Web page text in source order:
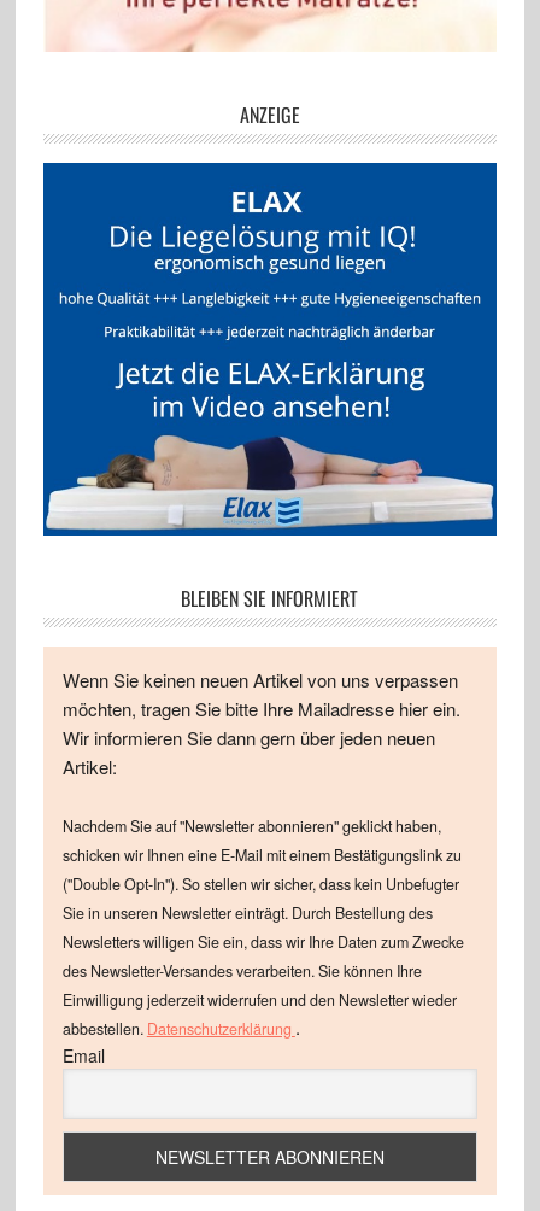
ANZEIGE
BLEIBEN SIE INFORMIERT
Wenn Sie keinen neuen Artikel von uns verpassen
möchten, tragen Sie bitte Ihre Mailadresse hier ein.
Wir informieren Sie dann gern über jeden neuen
Artikel:
Nachdem Sie auf "Newsletter abonnieren" geklickt haben,
schicken wir Ihnen eine E-Mail mit einem Bestätigungslink zu
("Double Opt-In"). So stellen wir sicher, dass kein Unbefugter
Sie in unseren Newsletter einträgt. Durch Bestellung des
Newsletters willigen Sie ein, dass wir Ihre Daten zum Zwecke
des Newsletter-Versandes verarbeiten. Sie können Ihre
Einwilligung jederzeit widerrufen und den Newsletter wieder
abbestellen. Datenschutzerklärung .
Email